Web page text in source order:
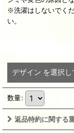
※洗濯はしないでく
い。
デザイン を選択
数量:
返品特約に関する